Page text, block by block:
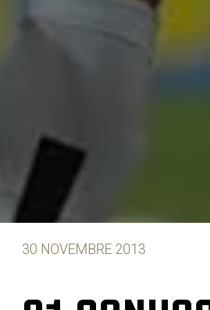
30 NOVEMBRE 2013